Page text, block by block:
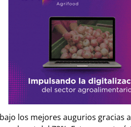
los mejores augurios gracias